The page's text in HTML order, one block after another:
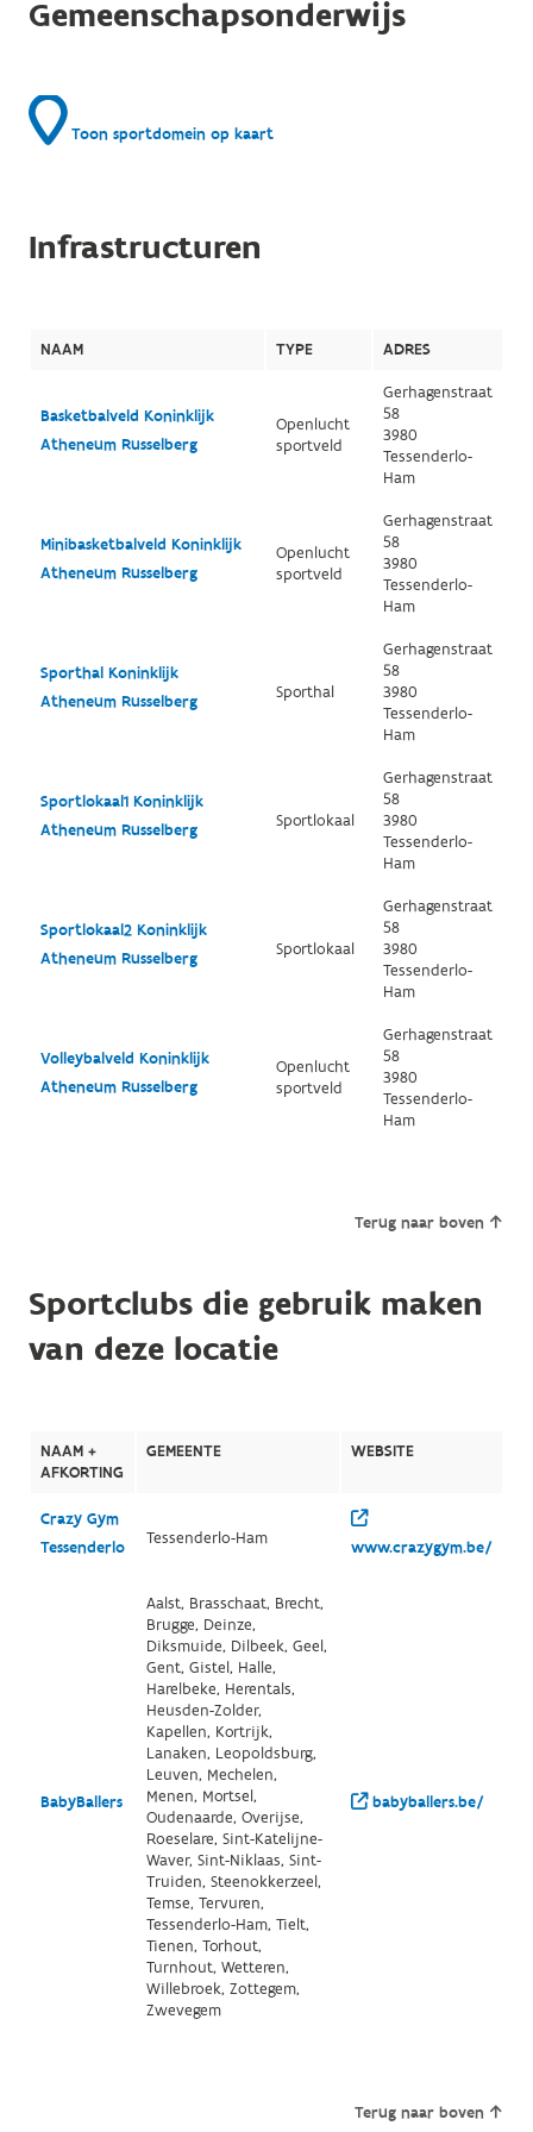
Gemeenschapsonderwijs
Toon sportdomein op kaart
Infrastructuren
NAAM TYPE ADRES
Basketbalveld Koninklijk
Atheneum Russelberg
Openlucht
sportveld
Gerhagenstraat
58
3980
Tessenderlo-
Ham
Minibasketbalveld Koninklijk
Atheneum Russelberg
Openlucht
sportveld
Gerhagenstraat
58
3980
Tessenderlo-
Ham
Sporthal Koninklijk
Atheneum Russelberg
Sporthal
Gerhagenstraat
58
3980
Tessenderlo-
Ham
Sportlokaal1 Koninklijk
Atheneum Russelberg
Sportlokaal
Gerhagenstraat
58
3980
Tessenderlo-
Ham
Sportlokaal2 Koninklijk
Atheneum Russelberg
Sportlokaal
Gerhagenstraat
58
3980
Tessenderlo-
Ham
Volleybalveld Koninklijk
Atheneum Russelberg
Openlucht
sportveld
Gerhagenstraat
58
3980
Tessenderlo-
Ham
Terug naar boven
Sportclubs die gebruik maken
van deze locatie
NAAM +
AFKORTING
GEMEENTE WEBSITE
Crazy Gym
Tessenderlo
Tessenderlo-Ham www.crazygym.be/
BabyBallers
Aalst, Brasschaat, Brecht,
Brugge, Deinze,
Diksmuide, Dilbeek, Geel,
Gent, Gistel, Halle,
Harelbeke, Herentals,
Heusden-Zolder,
Kapellen, Kortrijk,
Lanaken, Leopoldsburg,
Leuven, Mechelen,
Menen, Mortsel,
Oudenaarde, Overijse,
Roeselare, Sint-Katelijne-
Waver, Sint-Niklaas, Sint-
Truiden, Steenokkerzeel,
Temse, Tervuren,
Tessenderlo-Ham, Tielt,
Tienen, Torhout,
Turnhout, Wetteren,
Willebroek, Zottegem,
Zwevegem
babyballers.be/
Terug naar boven